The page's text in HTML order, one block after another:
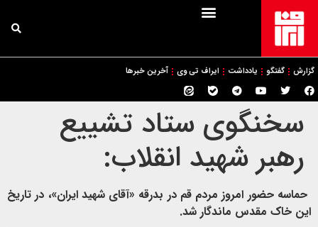
گزارش گفتگو یادداشت ایراف تی وی آخرین خبرها
سخنگوی ستاد تشییع
رهبر شهید انقلاب:
حماسه حضور امروز مردم قم در بدرقه «آقای شهید ایران»، در تاریخ
این خاک مقدس ماندگار شد.